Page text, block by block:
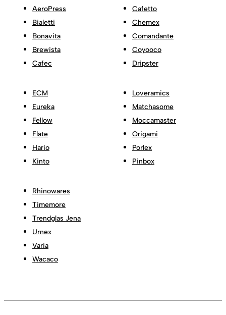
AeroPress
Bialetti
Bonavita
Brewista
Cafec
Cafetto
Chemex
Comandante
Coyooco
Dripster
ECM
Eureka
Fellow
Flate
Hario
Kinto
Loveramics
Matchasome
Moccamaster
Origami
Porlex
Pinbox
Rhinowares
Timemore
Trendglas Jena
Urnex
Varia
Wacaco